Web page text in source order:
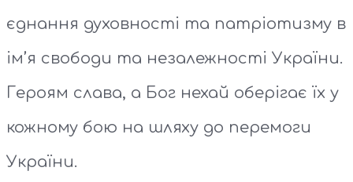
єднання духовності та патріотизму в
ім’я свободи та незалежності України.
Героям слава, а Бог нехай оберігає їх у
кожному бою на шляху до перемоги
України.